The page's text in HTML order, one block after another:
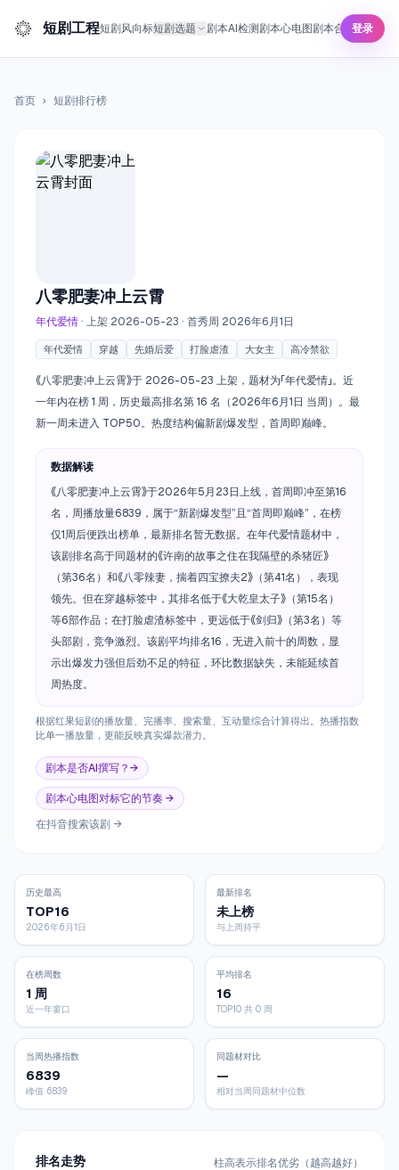
短剧工程短剧风向标短剧选题 剧本AI检测 剧本心电图 剧本合规预审 短
登录
首页 › 短剧排行榜
八零肥妻冲上云霄
年代爱情 · 上架 2026-05-23 · 首秀周 2026年6月1日
年代爱情 穿越 先婚后爱 打脸虐渣 大女主 高冷禁欲
《八零肥妻冲上云霄》于 2026-05-23 上架，题材为「年代爱情」。近
一年内在榜 1 周，历史最高排名第 16 名（2026年6月1日 当周）。最
新一周未进入 TOP50。热度结构偏新剧爆发型，首周即巅峰。
数据解读
《八零肥妻冲上云霄》于2026年5月23日上线，首周即冲至第16
名，周播放量6839，属于“新剧爆发型”且“首周即巅峰”，在榜
仅1周后便跌出榜单，最新排名暂无数据。在年代爱情题材中，
该剧排名高于同题材的《许南的故事之住在我隔壁的杀猪匠》
（第36名）和《八零辣妻，揣着四宝撩夫2》（第41名），表现
领先。但在穿越标签中，其排名低于《大乾皇太子》（第15名）
等6部作品；在打脸虐渣标签中，更远低于《剑归》（第3名）等
头部剧，竞争激烈。该剧平均排名16，无进入前十的周数，显
示出爆发力强但后劲不足的特征，环比数据缺失，未能延续首
周热度。
根据红果短剧的播放量、完播率、搜索量、互动量综合计算得出。热播指数
比单一播放量，更能反映真实爆款潜力。
剧本是否AI撰写？→
剧本心电图对标它的节奏 →
在抖音搜索该剧 →
历史最高
TOP16
2026年6月1日
最新排名
未上榜
与上周持平
在榜周数
1 周
近一年窗口
平均排名
16
TOP10 共 0 周
当周热播指数
6839
峰值 6839
同题材对比
—
相对当周同题材中位数
排名走势 柱高表示排名优劣（越高越好）